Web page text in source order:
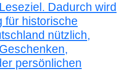
Dadurch wird
für historische
nützlich,
persönlichen